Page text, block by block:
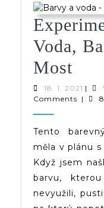
Voda,
Most
|
18. 1. 2021 18.
|
Comments |
Tento
měla v plánu
Když jsem
barvu,
nevyužili,